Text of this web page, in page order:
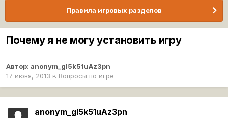
Правила игровых разделов
Почему я не могу установить игру
Автор: anonym_gI5k51uAz3pn
17 июня, 2013 в Вопросы по игре
anonym_gI5k51uAz3pn